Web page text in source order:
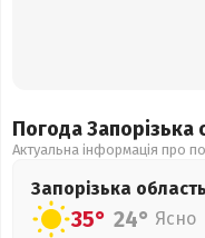
Погода Запорізька
Актуальна інформація про
Запорізька область
35° 24° Ясно